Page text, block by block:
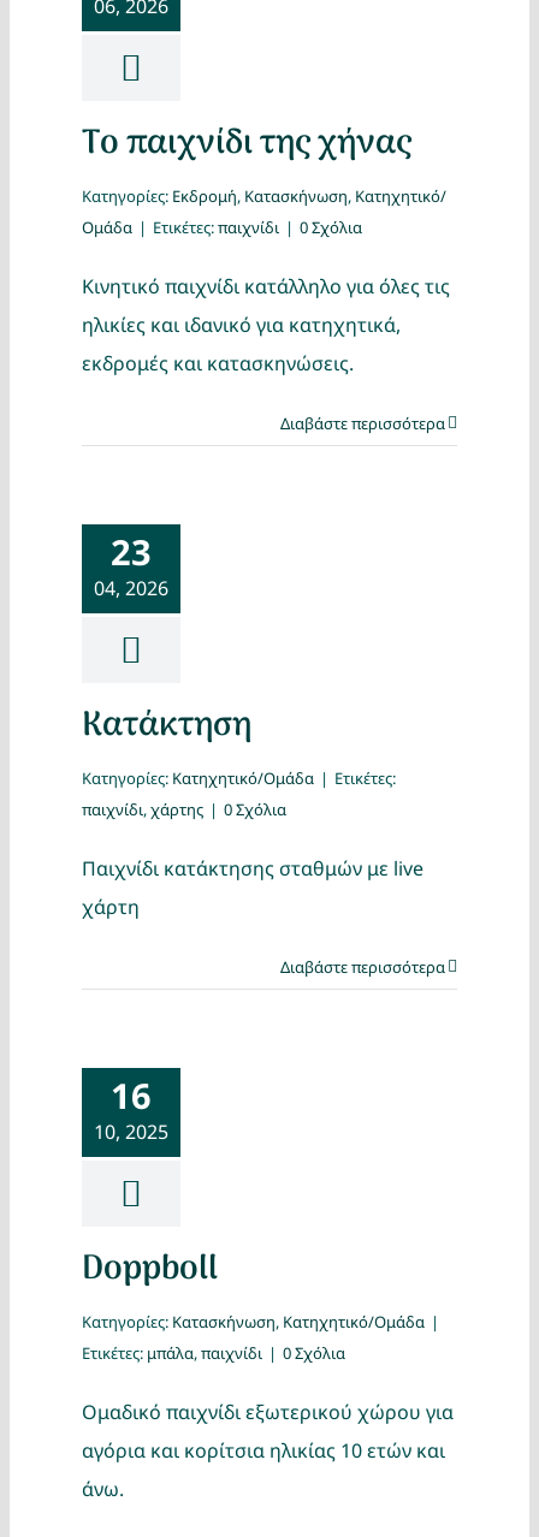
06, 2026
Το παιχνίδι της χήνας
Κατηγορίες: Εκδρομή, Κατασκήνωση, Κατηχητικό/
Ομάδα | Ετικέτες:παιχνίδι | 0 Σχόλια
Κινητικό παιχνίδι κατάλληλο για όλες τις
ηλικίες και ιδανικό για κατηχητικά,
εκδρομές και κατασκηνώσεις.
Διαβάστε περισσότερα
23
04, 2026
Κατάκτηση
Κατηγορίες: Κατηχητικό/Ομάδα | Ετικέτες:
παιχνίδι,χάρτης | 0 Σχόλια
Παιχνίδι κατάκτησης σταθμών με live
χάρτη
Διαβάστε περισσότερα
16
10, 2025
Doppboll
Κατηγορίες: Κατασκήνωση, Κατηχητικό/Ομάδα |
Ετικέτες: μπάλα,παιχνίδι | 0 Σχόλια
Ομαδικό παιχνίδι εξωτερικού χώρου για
αγόρια και κορίτσια ηλικίας 10 ετών και
άνω.